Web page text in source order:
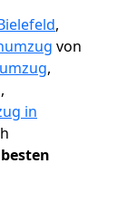
,
von
,
,
in